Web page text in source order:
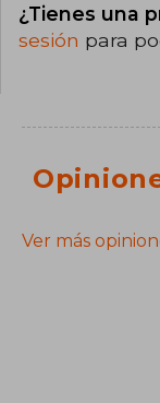
¿Tienes una
sesión para
Ver más